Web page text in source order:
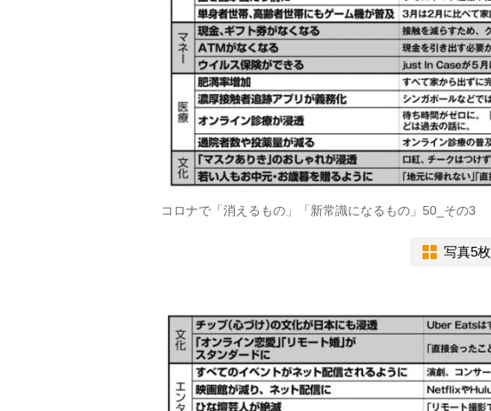
コロナで「消えるもの」「新常識になるもの」50_その3
写真5枚